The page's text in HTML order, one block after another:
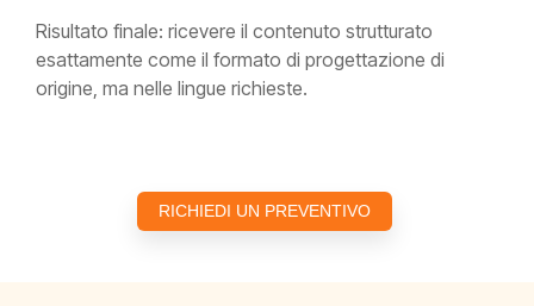
Risultato finale: ricevere il contenuto strutturato
esattamente come il formato di progettazione di
origine, ma nelle lingue richieste.
RICHIEDI UN PREVENTIVO